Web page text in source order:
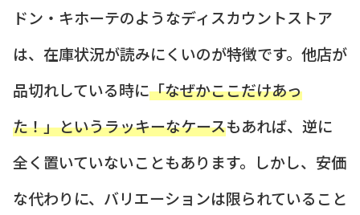
ドン・キホーテのようなディスカウントストア
は、在庫状況が読みにくいのが特徴です。他店が
品切れしている時に「なぜかここだけあっ
た！」というラッキーなケースもあれば、逆に
全く置いていないこともあります。しかし、安価
な代わりに、バリエーションは限られていること